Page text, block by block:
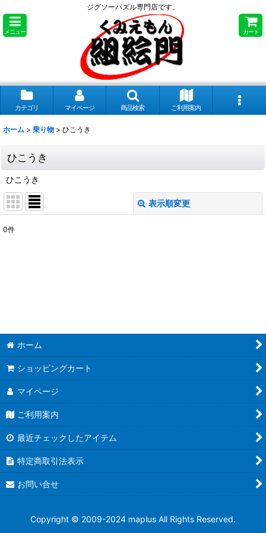
ジグソーパズル専門店です。
メニュー カート
カテゴリ マイページ 商品検索 ご利用案内
ホーム > 乗り物 > ひこうき
ひこうき
ひこうき
表示順変更
0件
ホーム
ショッピングカート
マイページ
ご利用案内
最近チェックしたアイテム
特定商取引法表示
お問い合せ
Copyright © 2009-2024 maplus All Rights Reserved.